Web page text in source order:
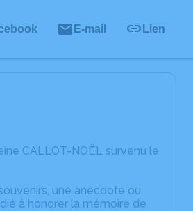
E-mail Lien
CALLOT-NOËL survenu le
une anecdote ou
à honorer la mémoire de